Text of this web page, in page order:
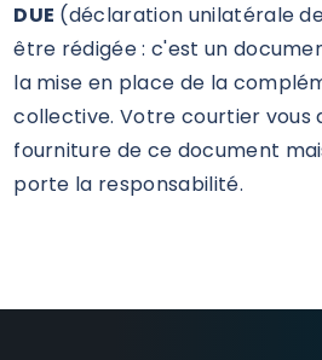
DUE (déclaration unilatérale
être rédigée : c'est un
la mise en place de la
collective. Votre courtier vous
fourniture de ce document
porte la responsabilité.